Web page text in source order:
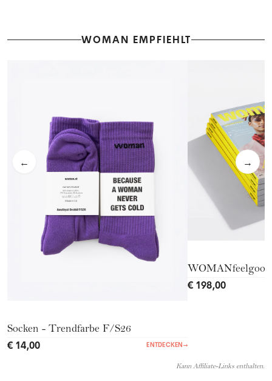
WOMAN EMPFIEHLT
← →
Socken - Trendfarbe F/S26
€ 14,00 ENTDECKEN →
WOMANfeelgood
€ 198,00
Kann Affiliate-Links enthalten.